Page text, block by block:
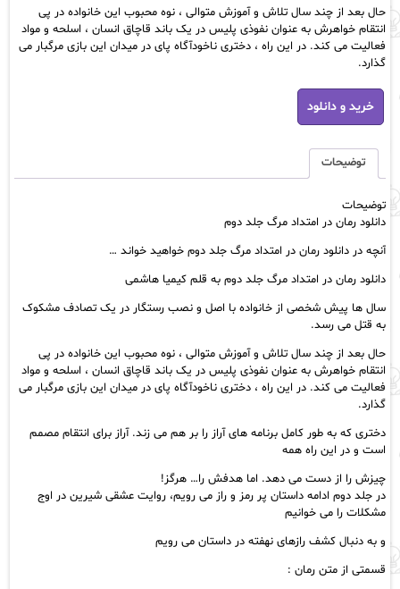
حال بعد از چند سال تلاش و آموزش متوالی ، نوه محبوب این خانواده در پی
انتقام خواهرش به عنوان نفوذی پلیس در یک باند قاچاق انسان ، اسلحه و مواد
فعالیت می کند. در این راه ، دختری ناخودآگاه پای در میدان این بازی مرگبار می
گذارد.
دانلود
رمان
در
جلد
عدد
خرید و دانلود
توضیحات
توضیحات
دانلود رمان در امتداد مرگ جلد دوم
آنچه در دانلود رمان در امتداد مرگ جلد دوم خواهید خواند …
دانلود رمان در امتداد مرگ جلد دوم به قلم کیمیا هاشمی
سال ها پیش شخصی از خانواده با اصل و نصب رستگار در یک تصادف مشکوک
به قتل می رسد.
حال بعد از چند سال تلاش و آموزش متوالی ، نوه محبوب این خانواده در پی
انتقام خواهرش به عنوان نفوذی پلیس در یک باند قاچاق انسان ، اسلحه و مواد
فعالیت می کند. در این راه ، دختری ناخودآگاه پای در میدان این بازی مرگبار می
گذارد.
دختری که به طور کامل برنامه های آراز را بر هم می زند. آراز برای انتقام مصمم
است و در این راه همه
چیزش را از دست می دهد. اما هدفش را… هرگز!
در جلد دوم ادامه داستان پر رمز و راز می رویم، روایت عشقی شیرین در اوج
مشکلات را می خوانیم
و به دنبال کشف رازهای نهفته در داستان می رویم
قسمتی از متن رمان :